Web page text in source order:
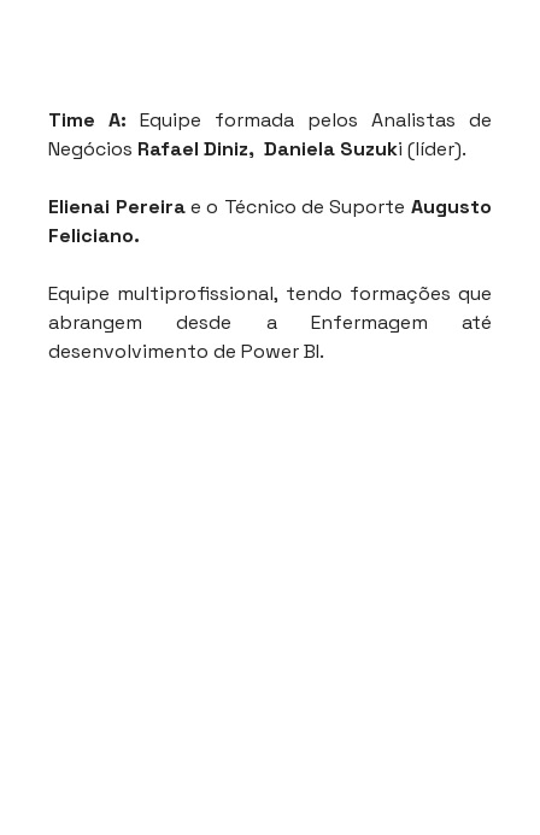
Time A: Equipe formada pelos Analistas de
Negócios Rafael Diniz,  Daniela Suzuki (líder).
Elienai Pereira e o Técnico de Suporte Augusto
Feliciano.
Equipe multiprofissional, tendo formações que
abrangem desde a Enfermagem até
desenvolvimento de Power BI.